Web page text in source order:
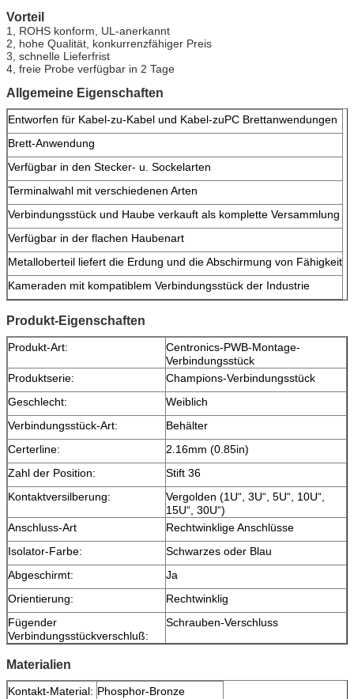
Vorteil
1, ROHS konform, UL-anerkannt
2, hohe Qualität, konkurrenzfähiger Preis
3, schnelle Lieferfrist
4, freie Probe verfügbar in 2 Tage
Allgemeine Eigenschaften
Entworfen für Kabel-zu-Kabel und Kabel-zuPC Brettanwendungen
Brett-Anwendung
Verfügbar in den Stecker- u. Sockelarten
Terminalwahl mit verschiedenen Arten
Verbindungsstück und Haube verkauft als komplette Versammlung
Verfügbar in der flachen Haubenart
Metalloberteil liefert die Erdung und die Abschirmung von Fähigkeit
Kameraden mit kompatiblem Verbindungsstück der Industrie
Produkt-Eigenschaften
Produkt-Art:
Centronics-PWB-Montage-
Verbindungsstück
Produktserie:
Champions-Verbindungsstück
Geschlecht:
Weiblich
Verbindungsstück-Art:
Behälter
Certerline:
2.16mm (0.85in)
Zahl der Position:
Stift 36
Kontaktversilberung:
Vergolden (1U“, 3U“, 5U“, 10U“,
15U“, 30U“)
Anschluss-Art
Rechtwinklige Anschlüsse
Isolator-Farbe:
Schwarzes oder Blau
Abgeschirmt:
Ja
Orientierung:
Rechtwinklig
Fügender
Verbindungsstückverschluß:
Schrauben-Verschluss
Materialien
Kontakt-Material: Phosphor-Bronze